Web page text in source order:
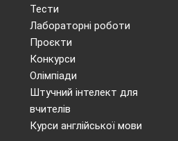
Тести
Лабораторні роботи
Проєкти
Конкурси
Олімпіади
Штучний інтелект для
вчителів
Курси англійської мови